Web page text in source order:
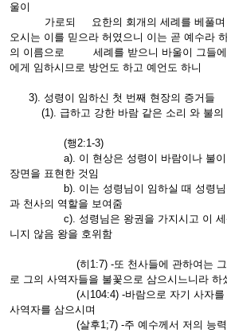
울이
가로되 요한의 회개의 세례를 베풀며
오시는 이를 믿으라 허였으니 이는 곧 예수라
의 이름으로 세례를 받으니 바울이 그들에
에게 임하시므로 방언도 하고 예언도 하니
3). 성령이 임하신 첫 번째 현장의 증거들
(1). 급하고 강한 바람 같은 소리 와 불의
(행2:1-3)
a). 이 현상은 성령이 바람이나 불이 아
장면을 표현한 것임
b). 이는 성령님이 임하실 때 성령님을
과 천사의 역할을 보여줌
c). 성령님은 왕권을 가지시고 이 세상
니지 않음 왕을 호위함
(히1:7) -또 천사들에 관하여는 그는
로 그의 사역자들을 불꽃으로 삼으시느니라 하
(시104:4) -바람으로 자기 사자를 삼
사역자를 삼으시며
(살후1;7) -주 예수께서 저의 능력의